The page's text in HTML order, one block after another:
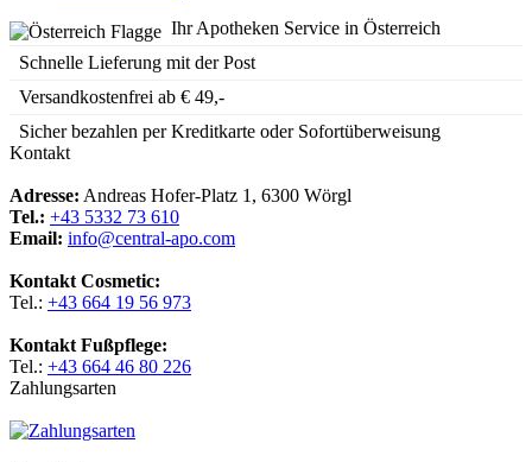
Ihr Apotheken Service in Österreich
Schnelle Lieferung mit der Post
Versandkostenfrei ab € 49,-
Sicher bezahlen per Kreditkarte oder Sofortüberweisung
Kontakt
Adresse: Andreas Hofer-Platz 1, 6300 Wörgl
Tel.: +43 5332 73 610
Email: info@central-apo.com
Kontakt Cosmetic:
Tel.: +43 664 19 56 973
Kontakt Fußpflege:
Tel.: +43 664 46 80 226
Zahlungsarten